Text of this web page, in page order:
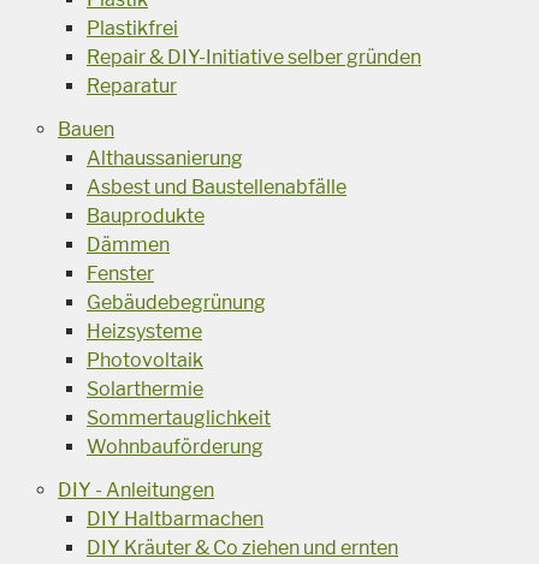
Plastikfrei
Repair & DIY-Initiative selber gründen
Reparatur
Bauen
Althaussanierung
Asbest und Baustellenabfälle
Bauprodukte
Dämmen
Fenster
Gebäudebegrünung
Heizsysteme
Photovoltaik
Solarthermie
Sommertauglichkeit
Wohnbauförderung
DIY - Anleitungen
DIY Haltbarmachen
DIY Kräuter & Co ziehen und ernten